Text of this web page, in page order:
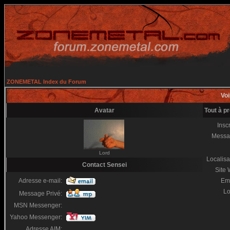
ZONEMETAL Index du Forum
Avatar Tout à
Lord
Site
Contact Sensei
Adresse e-mail:
Message Privé:
MSN Messenger:
Yahoo Messenger: